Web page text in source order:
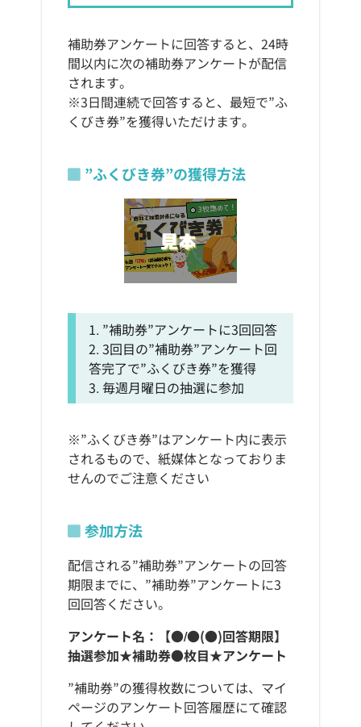
補助券アンケートに回答すると、24時
間以内に次の補助券アンケートが配信
されます。
※3日間連続で回答すると、最短で”ふ
くびき券”を獲得いただけます。
”ふくびき券”の獲得方法
1. ”補助券”アンケートに3回回答
2. 3回目の”補助券”アンケート回
答完了で”ふくびき券”を獲得
3. 毎週月曜日の抽選に参加
※”ふくびき券”はアンケート内に表示
されるもので、紙媒体となっておりま
せんのでご注意ください
参加方法
配信される”補助券”アンケートの回答
期限までに、”補助券”アンケートに3
回回答ください。
アンケート名：【●/●(●)回答期限】
抽選参加★補助券●枚目★アンケート
”補助券”の獲得枚数については、マイ
ページのアンケート回答履歴にて確認